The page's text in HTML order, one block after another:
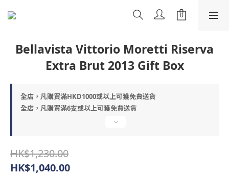
Bellavista Vittorio Moretti Riserva
Extra Brut 2013 Gift Box
全店，凡購買滿HKD1000或以上可獲免費送貨
全店，凡購買滿6支或以上可獲免費送貨
HK$1,230.00
HK$1,040.00